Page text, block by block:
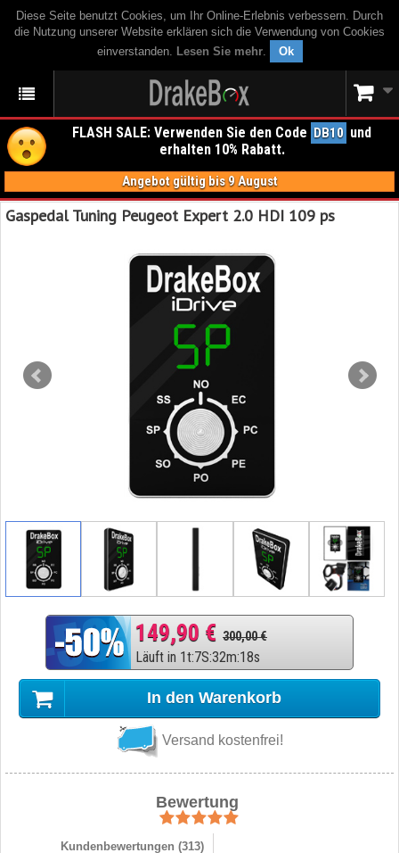
Diese Seite benutzt Cookies, um Ihr Online-Erlebnis verbessern. Durch
die Nutzung unserer Website erklären sich die Verwendung von Cookies
einverstanden. Lesen Sie mehr. Ok
FLASH SALE: Verwenden Sie den Code DB10 und
erhalten 10% Rabatt.
Angebot gültig bis 9 August
Gaspedal Tuning Peugeot Expert 2.0 HDI 109 ps
149,90 € 300,00 €
Läuft in 1t:7S:32m:17s
In den Warenkorb
Versand kostenfrei!
Bewertung
Kundenbewertungen (313)